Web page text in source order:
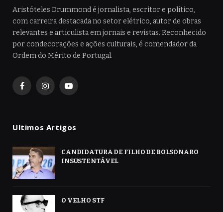
Aristóteles Drummond é jornalista, escritor e político,
com carreira destacada no setor elétrico, autor de obras
relevantes e articulista em jornais e revistas. Reconhecido
por condecorações e ações culturais, é comendador da
Ordem do Mérito de Portugal.
FacebookInstagramYouTube
Ultimos Artigos
CANDIDATURA DE FILHO DE BOLSONARO
INSUSTENTÁVEL
O VELHO STF